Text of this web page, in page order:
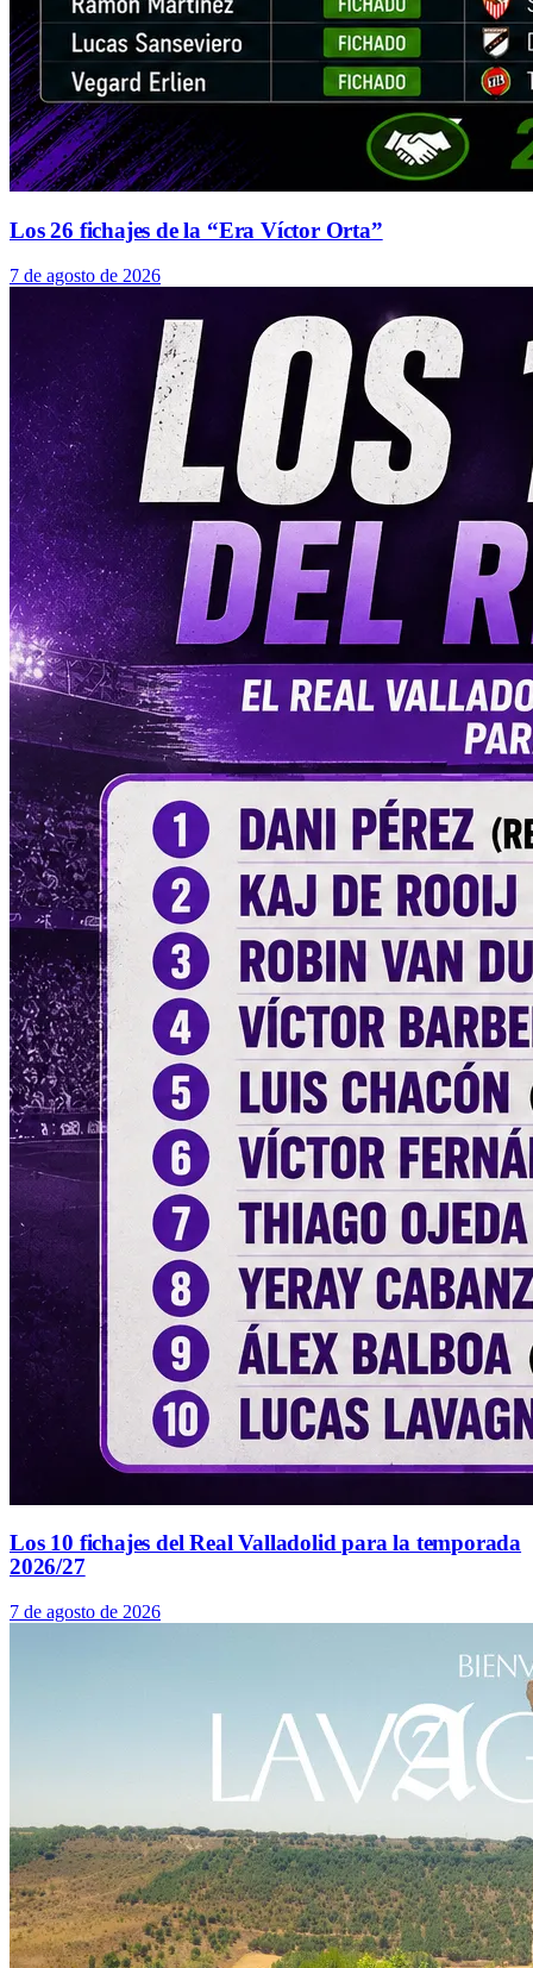
Los 26 fichajes de la “Era Víctor Orta”
7 de agosto de 2026
Los 10 fichajes del Real Valladolid para la temporada
2026/27
7 de agosto de 2026